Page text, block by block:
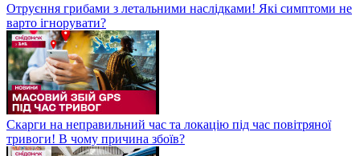
Отруєння грибами з летальними наслідками! Які симптоми не
варто ігнорувати?
Скарги на неправильний час та локацію під час повітряної
тривоги! В чому причина збоїв?